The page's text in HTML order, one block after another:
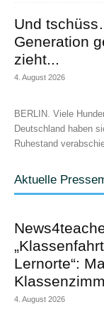
Und
Generation
zieht...
4. August 2026
BERLIN. Viele
Deutschland haben
Ruhestand
Aktuelle
Lernorte“:
4. August 2026